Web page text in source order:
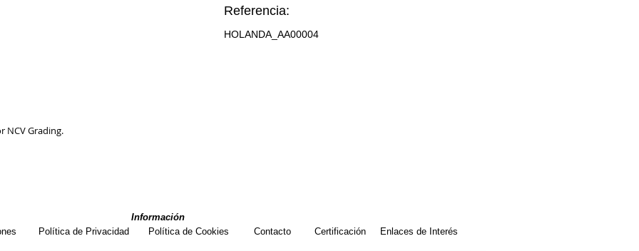
NCV Grading.
Referencia:
HOLANDA_AA00004
Información
Política de Privacidad Política de Cookies Contacto Certificación Enlaces de Interés